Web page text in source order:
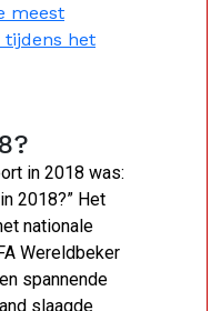
meest
tijdens het
in 2018 was:
2018?” Het
nationale
Wereldbeker
spannende
slaagde